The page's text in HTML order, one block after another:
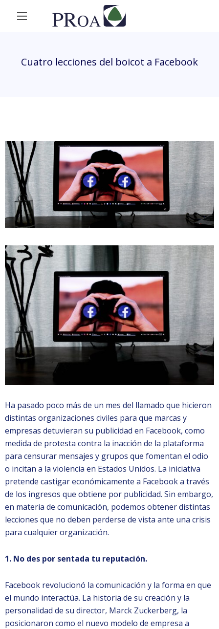
Cuatro lecciones del boicot a Facebook
Ha pasado poco más de un mes del llamado que hicieron
distintas organizaciones civiles para que marcas y
empresas detuvieran su publicidad en Facebook, como
medida de protesta contra la inacción de la plataforma
para censurar mensajes y grupos que fomentan el odio
o incitan a la violencia en Estados Unidos. La iniciativa
pretende castigar económicamente a Facebook a través
de los ingresos que obtiene por publicidad. Sin embargo,
en materia de comunicación, podemos obtener distintas
lecciones que no deben perderse de vista ante una crisis
para cualquier organización.
1. No des por sentada tu reputación.
Facebook revolucionó la comunicación y la forma en que
el mundo interactúa. La historia de su creación y la
personalidad de su director, Marck Zuckerberg, la
posicionaron como el nuevo modelo de empresa a